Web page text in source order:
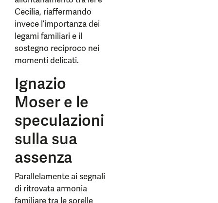
Cecilia, riaffermando
invece l’importanza dei
legami familiari e il
sostegno reciproco nei
momenti delicati.
Ignazio
Moser e le
speculazioni
sulla sua
assenza
Parallelamente ai segnali
di ritrovata armonia
familiare tra le sorelle